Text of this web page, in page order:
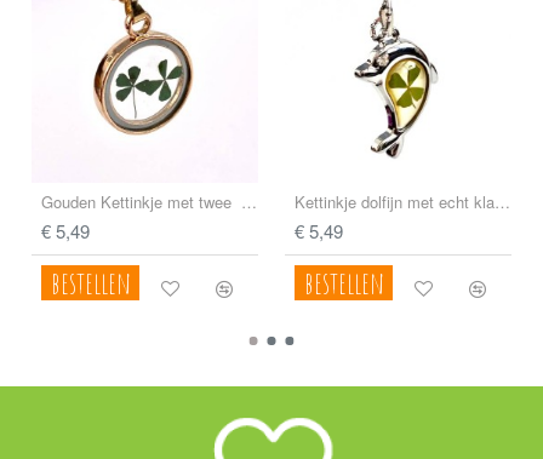
Gouden Kettinkje met twee echte klavertjes vier nr20
€ 5,49
bestellen
Kettinkje dolfijn met echt klavertje vier nr19
€ 5,49
bestellen